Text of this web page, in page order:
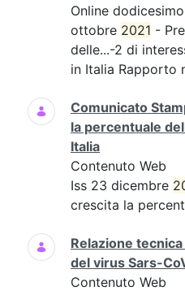
Online
ottobre 2021 -
delle...-2 di
in Italia Rapporto
Comunicato
la percentuale
Italia
Contenuto Web
Iss 23 dicembre
crescita la
Relazione
del virus Sars-
Contenuto Web